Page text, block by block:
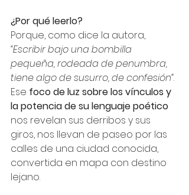
¿Por qué leerlo?
Porque, como dice la autora,
“Escribir bajo una bombilla
pequeña, rodeada de penumbra,
tiene algo de susurro, de confesión”.
Ese foco de luz sobre los vínculos y
la potencia de su lenguaje poético
nos revelan sus derribos y sus
giros, nos llevan de paseo por las
calles de una ciudad conocida,
convertida en mapa con destino
lejano.